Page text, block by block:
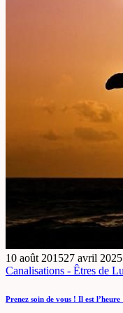
10 août 201527 avril 2025
Canalisations - Êtres de
Prenez soin de vous ! Il est l’heure